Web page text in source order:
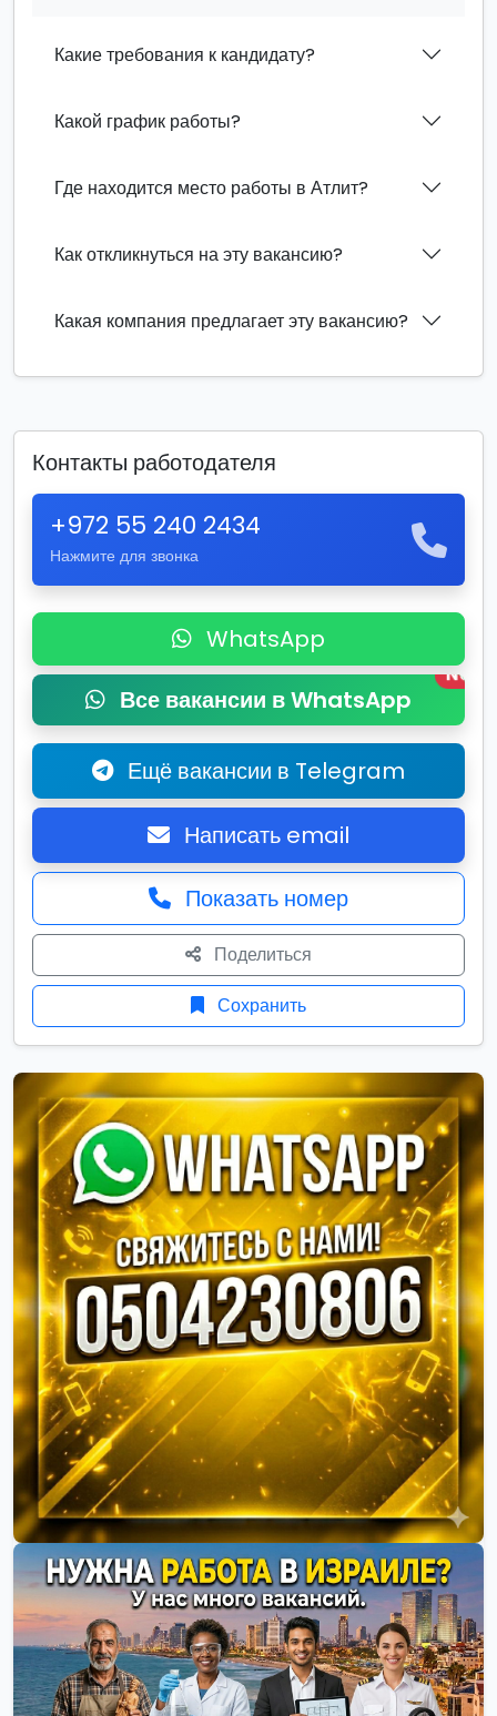
Какие требования к кандидату?
Какой график работы?
Где находится место работы в Атлит?
Как откликнуться на эту вакансию?
Какая компания предлагает эту вакансию?
Контакты работодателя
+972 55 240 2434
Нажмите для звонка
WhatsApp
Все вакансии в WhatsApp
New
Ещё вакансии в Telegram
Написать email
Показать номер
Поделиться
Сохранить